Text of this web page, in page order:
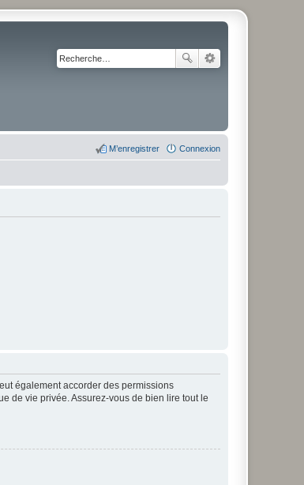
Connexion
M’enregistrer
également accorder des permissions
de vie privée. Assurez-vous de bien lire tout le